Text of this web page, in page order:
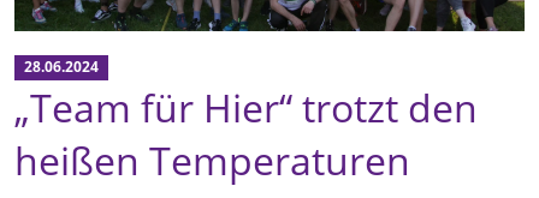
28.06.2024
„Team für Hier“ trotzt den
heißen Temperaturen